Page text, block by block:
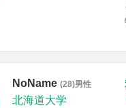
NoName (28)男性
北海道大学